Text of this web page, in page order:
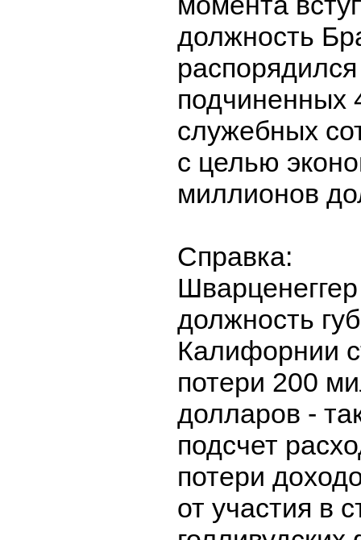
должность
подчиненных
служебных
с целью
миллионов
Справка:
должность
Калифорнии
потери 200
долларов -
подсчет
потери
от участия в